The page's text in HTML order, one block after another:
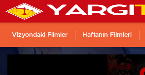
Vizyondaki Filmler Haftanın Filmleri